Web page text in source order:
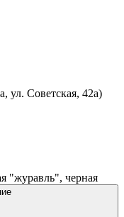
ул. Советская, 42а)
"журавль", черная